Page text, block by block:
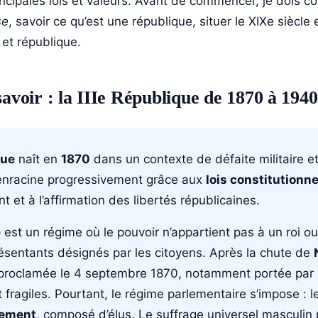
, savoir ce qu’est une république, situer le XIXe siècle
république.
: la IIIe République de 1870 à 1940
naît en 1870 dans un contexte de défaite militaire
progressivement grâce aux lois
et à l’affirmation des libertés républicaines.
est un régime où le pouvoir n’appartient pas à un roi
désignés par les citoyens. Après la chute de
le 4 septembre 1870, notamment portée
Pourtant, le régime parlementaire s’impose :
, composé d’élus. Le suffrage universel masculin